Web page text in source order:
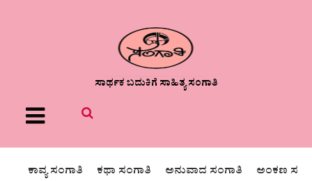
ಸಾರ್ಥಕ ಬದುಕಿಗೆ ಸಾಹಿತ್ಯ ಸಂಗಾತಿ
Menu
ಕಾವ್ಯ ಸಂಗಾತಿ ಕಥಾ ಸಂಗಾತಿ ಅನುವಾದ ಸಂಗಾತಿ ಅಂಕಣ